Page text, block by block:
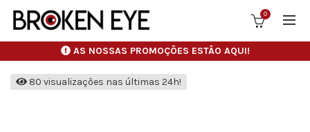
0
AS NOSSAS PROMOÇÕES ESTÃO AQUI!
80 visualizações nas últimas 24h!